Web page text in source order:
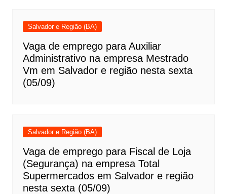
Salvador e Região (BA)
Vaga de emprego para Auxiliar
Administrativo na empresa Mestrado
Vm em Salvador e região nesta sexta
(05/09)
Salvador e Região (BA)
Vaga de emprego para Fiscal de Loja
(Segurança) na empresa Total
Supermercados em Salvador e região
nesta sexta (05/09)